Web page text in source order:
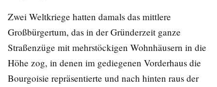
Zwei Weltkriege hatten damals das mittlere
Großbürgertum, das in der Gründerzeit ganze
Straßenzüge mit mehrstöckigen Wohnhäusern in die
Höhe zog, in denen im gediegenen Vorderhaus die
Bourgoisie repräsentierte und nach hinten raus der